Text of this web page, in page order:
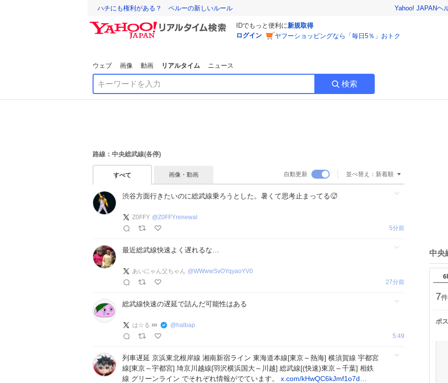
ハチにも権利がある？ ペルーの新しいルール Yahoo! JAPANヘ
IDでもっと便利に新規取得
ログイン
ヤフーショッピングなら「毎日5％」おトク
ウェブ 画像 動画 リアルタイム ニュース
検索
路線：中央総武線(各停)
すべて 画像・動画 自動更新 並べ替え： 新着順
渋谷方面行きたいのに総武線乗ろうとした。暑くて思考止まってる🥵
Z0FFY @Z0FFYrenewal
5分前
最近総武線快速よく遅れるな…
あいにゃん父ちゃん @WWwwSvOYqyaoYV0
27分前
総武線快速の遅延で詰んだ可能性はある
は☆る 💤 @ halbap
5:49
列車遅延 京浜東北根岸線 湘南新宿ライン 東海道本線[東京～熱海] 横須賀線 宇都宮
線[東京～宇都宮] 埼京川越線[羽沢横浜国大～川越] 総武線[(快速)東京～千葉] 相鉄
線 グリーンライン でそれぞれ情報がでています。 x.com/kHwQC6kJmf1o7d…
中央
6
7
ポ